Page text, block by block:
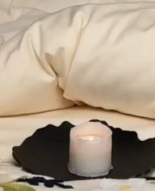
新60s长绒棉四件
巾绣被套床单轻
绿叶白花